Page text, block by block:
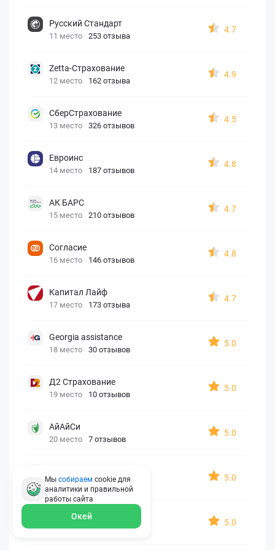
Русский Стандарт
11 место 253 отзыва
4.7
Zetta-Страхование
12 место 162 отзыва
4.9
СберСтрахование
13 место 326 отзывов
4.5
Евроинс
14 место 187 отзывов
4.8
АК БАРС
15 место 210 отзывов
4.7
Согласие
16 место 146 отзывов
4.8
Капитал Лайф
17 место 173 отзыва
4.7
Georgia assistance
18 место 30 отзывов
5.0
Д2 Страхование
19 место 10 отзывов
5.0
АйАйСи
20 место 7 отзывов
5.0
21 место 6 отзывов
5.0
ERGO AXA
22 место 2 отзыва
5.0
Мы собираем cookie для
аналитики и правильной
работы сайта
Окей